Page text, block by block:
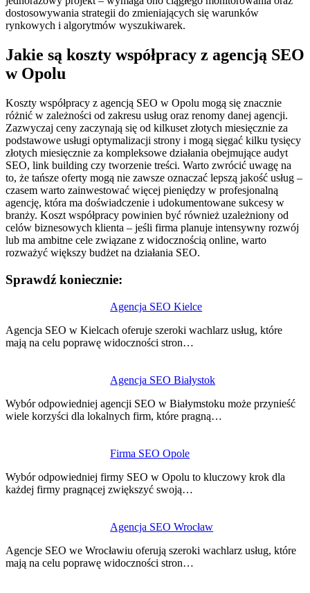
dostosowywania strategii do zmieniających się warunków
rynkowych i algorytmów wyszukiwarek.
Jakie są koszty współpracy z agencją SEO
w Opolu
Koszty współpracy z agencją SEO w Opolu mogą się znacznie
różnić w zależności od zakresu usług oraz renomy danej agencji.
Zazwyczaj ceny zaczynają się od kilkuset złotych miesięcznie za
podstawowe usługi optymalizacji strony i mogą sięgać kilku tysięcy
złotych miesięcznie za kompleksowe działania obejmujące audyt
SEO, link building czy tworzenie treści. Warto zwrócić uwagę na
to, że tańsze oferty mogą nie zawsze oznaczać lepszą jakość usług –
czasem warto zainwestować więcej pieniędzy w profesjonalną
agencję, która ma doświadczenie i udokumentowane sukcesy w
branży. Koszt współpracy powinien być również uzależniony od
celów biznesowych klienta – jeśli firma planuje intensywny rozwój
lub ma ambitne cele związane z widocznością online, warto
rozważyć większy budżet na działania SEO.
Sprawdź koniecznie:
Agencja SEO Kielce
Agencja SEO w Kielcach oferuje szeroki wachlarz usług, które
mają na celu poprawę widoczności stron…
Agencja SEO Białystok
Wybór odpowiedniej agencji SEO w Białymstoku może przynieść
wiele korzyści dla lokalnych firm, które pragną…
Firma SEO Opole
Wybór odpowiedniej firmy SEO w Opolu to kluczowy krok dla
każdej firmy pragnącej zwiększyć swoją…
Agencja SEO Wrocław
Agencje SEO we Wrocławiu oferują szeroki wachlarz usług, które
mają na celu poprawę widoczności stron…
wpisu